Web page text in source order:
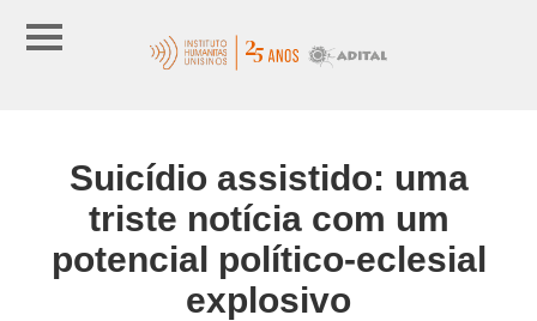
Suicídio assistido: uma
triste notícia com um
potencial político-eclesial
explosivo